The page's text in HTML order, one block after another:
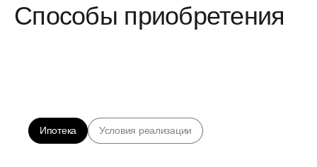
Способы приобретения
Ипотека Условия реализации